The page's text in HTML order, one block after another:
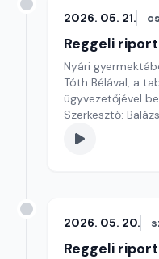
2026. 05. 21.
Reggeli riport
Nyári
Tóth Bélával, a
ügyvezetőjével
Szerkesztő:
2026. 05. 20.
Reggeli riport